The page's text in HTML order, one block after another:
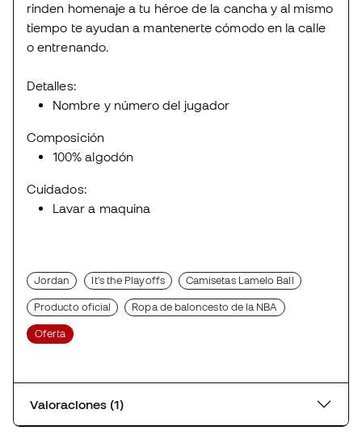
rinden homenaje a tu héroe de la cancha y al mismo
tiempo te ayudan a mantenerte cómodo en la calle
o entrenando.
Detalles:
Nombre y número del jugador
Composición
100% algodón
Cuidados:
Lavar a maquina
Jordan It's the Playoffs Camisetas Lamelo Ball
Producto oficial Ropa de baloncesto de la NBA
Oferta
Valoraciones (1)